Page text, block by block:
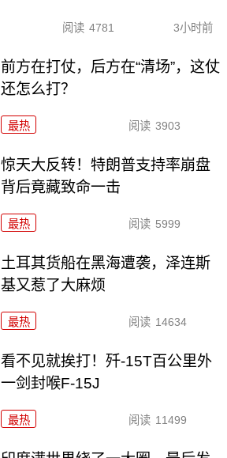
阅读 4781 3小时前
前方在打仗，后方在“清场”，这仗
还怎么打？
最热 阅读 3903
惊天大反转！特朗普支持率崩盘
背后竟藏致命一击
最热 阅读 5999
土耳其货船在黑海遭袭，泽连斯
基又惹了大麻烦
最热 阅读 14634
看不见就挨打！歼-15T百公里外
一剑封喉F-15J
最热 阅读 11499